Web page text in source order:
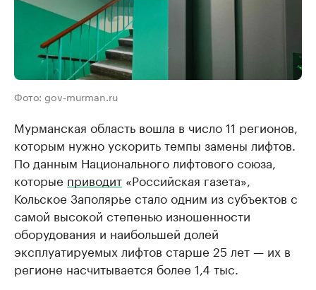
Фото: gov-murman.ru
Мурманская область вошла в число 11 регионов,
которым нужно ускорить темпы замены лифтов.
По данным Национального лифтового союза,
которые приводит «Российская газета»,
Кольское Заполярье стало одним из субъектов с
самой высокой степенью изношенности
оборудования и наибольшей долей
эксплуатируемых лифтов старше 25 лет — их в
регионе насчитывается более 1,4 тыс.